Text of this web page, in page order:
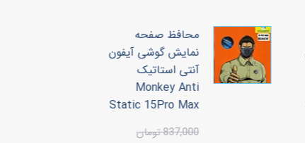
محافظ صفحه
نمایش گوشی آیفون
آنتی استاتیک
Monkey Anti
Static 15Pro Max
837,000 تومان